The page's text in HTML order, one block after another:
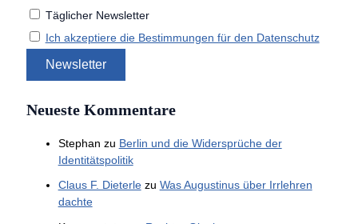
Täglicher Newsletter
Ich akzeptiere die Bestimmungen für den Datenschutz
Neueste Kommentare
Stephan zu Berlin und die Widersprüche der
Identitätspolitik
Claus F. Dieterlezu Was Augustinus über Irrlehren
dachte